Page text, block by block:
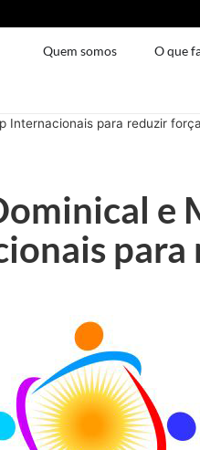
Quem somos O que
Internacionais para reduzir
e